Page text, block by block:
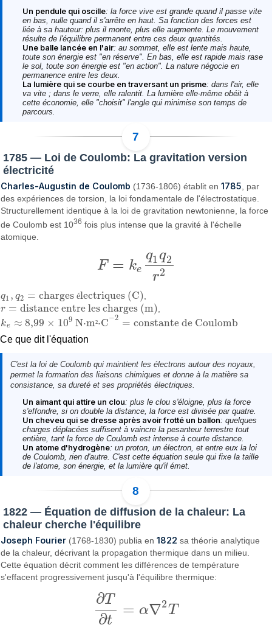
Un pendule qui oscille: la force viveest grande quand il passe vite
en bas, nulle quand il s'arrête en haut. Sa fonction des forces est
liée à sa hauteur: plus il monte, plus elle augmente. Le mouvement
résulte de l'équilibre permanent entre ces deux quantités.
Une balle lancée en l'air: au sommet, elle est lente mais haute,
toute son énergie est "en réserve". En bas, elle est rapide mais rase
le sol, toute son énergie est "en action". La nature négocie en
permanence entre les deux.
La lumière qui se courbe en traversant un prisme: dans l'air, elle
va vite ; dans le verre, elle ralentit. La lumière elle-même obéit à
cette économie, elle "choisit" l'angle qui minimise son temps de
parcours.
1785 — Loi de Coulomb: La gravitation version
électricité
Charles-Augustin de Coulomb (1736-1806) établit en1785, par
des expériences de torsion, la loi fondamentale de l'électrostatique.
Structurellement identique à la loi de gravitation newtonienne, la force
de Coulomb est 1036 fois plus intense que la gravité à l'échelle
atomique.
F = ke
q1q2
r2
F=k eq1 q2r2
q1 , q2 = charges électriques (C)
q1 , q2= charges électriques (C) ,
r = distance entre les charges (m)
r= distance entre les charges (m)
ke ≈ 8,99 × 109 N⋅m²⋅C−2 = constante de Coulomb
ke≈8, 99×10 9N·m²·C−2=constante de Coulomb
Ce que dit l'équation
C'est la loi de Coulomb qui maintient les électrons autour des noyaux,
permet la formation des liaisons chimiques et donne à la matière sa
consistance, sa dureté et ses propriétés électriques.
Un aimant qui attire un clou: plus le clou s'éloigne, plus la force
s'effondre, si on double la distance, la force est divisée par quatre.
Un cheveu qui se dresse après avoir frotté un ballon: quelques
charges déplacées suffisent à vaincre la pesanteur terrestre tout
entière, tant la force de Coulomb est intense à courte distance.
Un atome d'hydrogène: un proton, un électron, et entre eux la loi
de Coulomb, rien d'autre. C'est cette équation seule qui fixe la taille
de l'atome, son énergie, et la lumière qu'il émet.
1822 — Équation de diffusion de la chaleur: La
chaleur cherche l'équilibre
Joseph Fourier (1768-1830) publia en1822 sa théorie analytique
de la chaleur, décrivant la propagation thermique dans un milieu.
Cette équation décrit comment les différences de température
s'effacent progressivement jusqu'à l'équilibre thermique:
∂T
∂t
= α∇2T
∂ T∂t= α∇2T